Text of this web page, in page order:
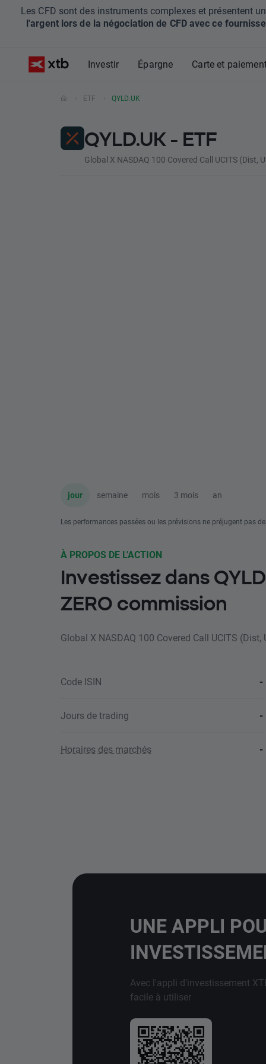
Les CFD sont des instruments complexes et présentent
l'argent lors de la négociation de CFD avec ce
Investir Épargne Carte et
ETF QYLD.UK
QYLD.UK - ETF
Global X NASDAQ 100 Covered Call UCITS (Dist,
jour semaine mois 3 mois an
Les performances passées ou les prévisions ne préjugent pas
À PROPOS DE L'ACTION
Investissez dans
ZERO commission
Global X NASDAQ 100 Covered Call UCITS (Dist,
Code ISIN -
Jours de trading -
Horaires des marchés -
UNE APPLI
Avec l'appli d'investissement
facile à utiliser